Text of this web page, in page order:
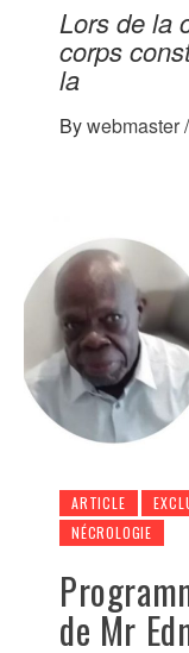
Lors de la
corps
la
Bywebmaster/
ARTICLE
NÉCROLOGIE
de Mr